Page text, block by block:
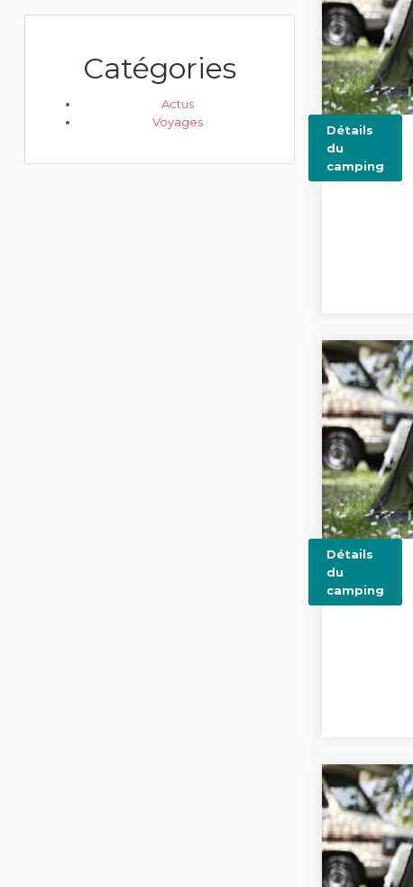
Catégories
Actus
Voyages
Détails
du
camping
Détails
du
camping